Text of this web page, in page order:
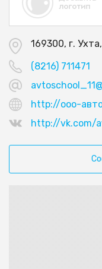
169300, г.
(8216) 711471
http://ооо-
http://vk.com/